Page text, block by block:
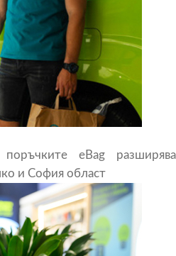
eBag разширява
и София област